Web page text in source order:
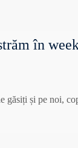
în
găsiți și pe noi,